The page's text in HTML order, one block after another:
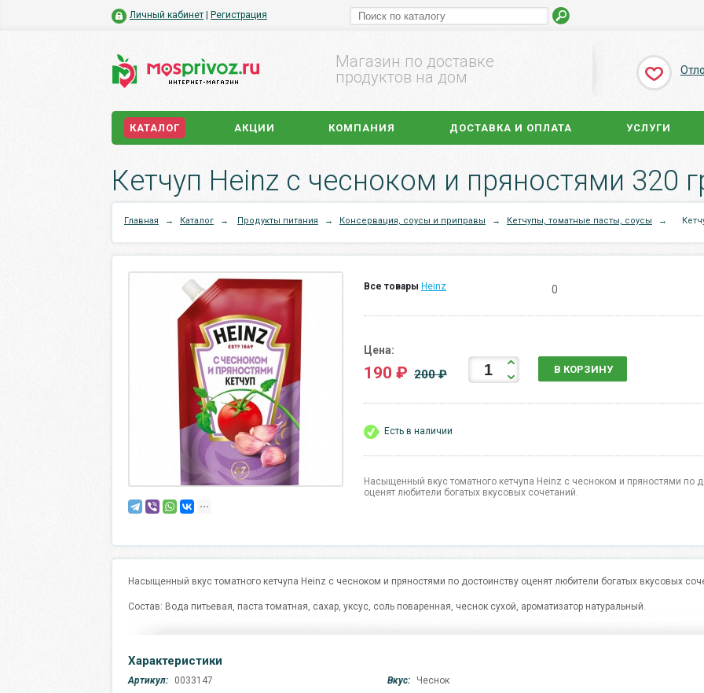
Личный кабинет Регистрация
Магазин по доставке
продуктов на дом
КАТАЛОГ АКЦИИ КОМПАНИЯ ДОСТАВКА И ОПЛАТА УСЛУГИ
Кетчуп Heinz с чесноком и пряностями 320
Главная → Каталог → Продукты питания → Консервация, соусы и приправы → Кетчупы, томатные пасты, соусы →
Все товары Heinz 0
Цена:
190 ₽ 200 ₽ В КОРЗИНУ
Есть в наличии
Насыщенный вкус томатного кетчупа Heinz с чесноком и пряностями по
оценят любители богатых вкусовых сочетаний.
Насыщенный вкус томатного кетчупа Heinz с чесноком и пряностями по достоинству оценят любители богатых вкусовых
Состав: Вода питьевая, паста томатная, сахар, уксус, соль поваренная, чеснок сухой, ароматизатор натуральный.
Характеристики
Артикул: 0033147 Вкус: Чеснок